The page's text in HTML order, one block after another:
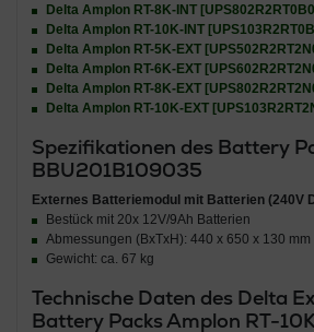
Delta Amplon RT-8K-INT
Delta Amplon RT-10K-INT
Delta Amplon RT-5K-EXT
Delta Amplon RT-6K-EXT
Delta Amplon RT-8K-EXT
Delta Amplon RT-10K-EXT
Spezifikationen des Battery
BBU201B109035
Externes Batteriemodul mit Batterien (240V
Bestück mit 20x 12V/9Ah Batterien
Abmessungen (BxTxH): 440 x 650 x 130 mm
Gewicht: ca. 67 kg
Technische Daten des Delta
Battery Packs Amplon RT-